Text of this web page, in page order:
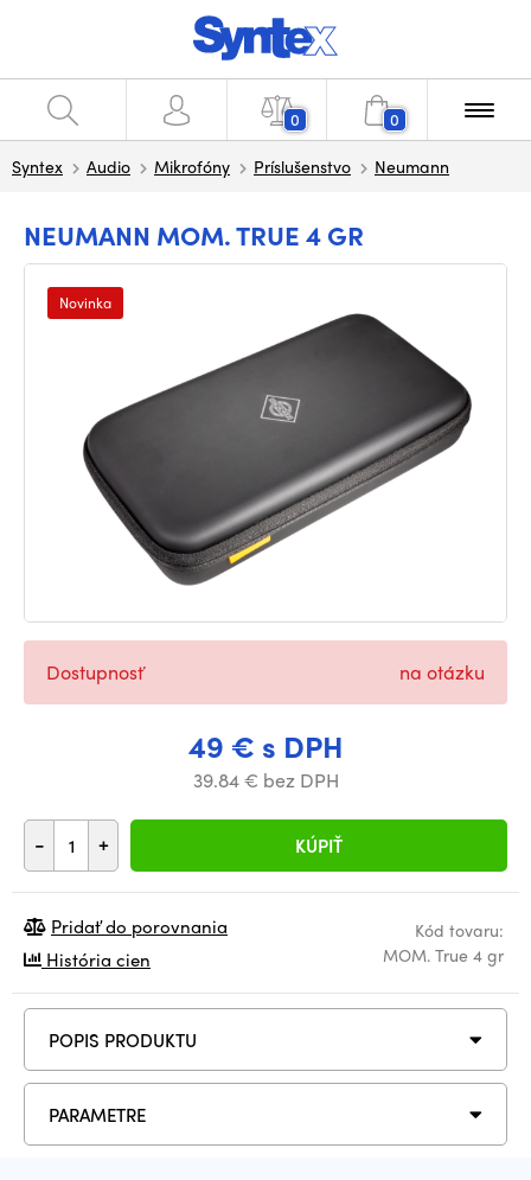
0 0
Syntex Audio Mikrofóny Príslušenstvo Neumann
NEUMANN MOM. TRUE 4 GR
Novinka
49 € s DPH
39.84 € bez DPH
- + KÚPIŤ
Dostupnosť na otázku
Kód tovaru:
MOM. True 4 gr
Pridať do porovnania
História cien
POPIS PRODUKTU
PARAMETRE